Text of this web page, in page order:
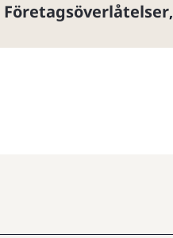
Företagsöverlåtelser,